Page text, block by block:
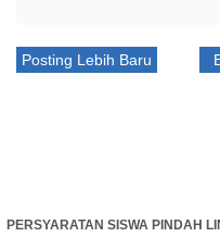
Posting Lebih Baru
PERSYARATAN SISWA PINDAH